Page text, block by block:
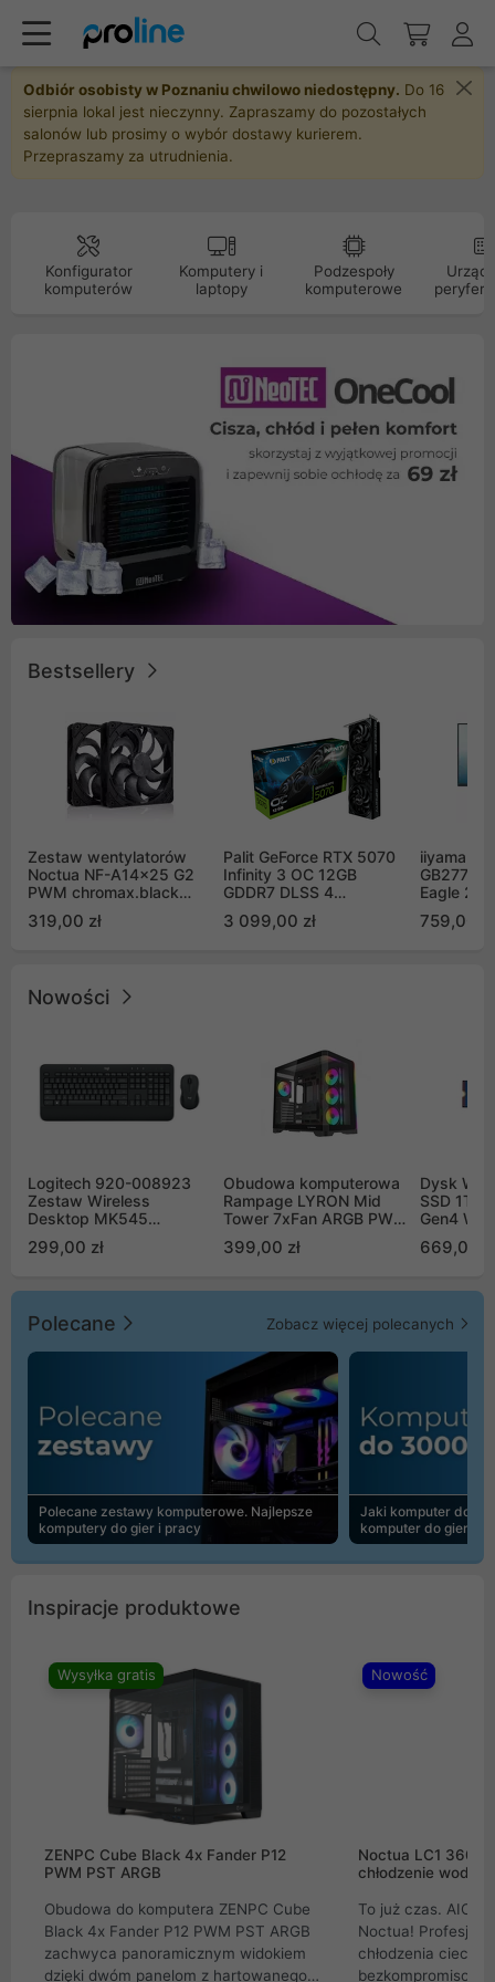
Odbiór osobisty w Poznaniu chwilowo niedostępny. Do 16
sierpnia lokal jest nieczynny. Zapraszamy do pozostałych
salonów lub prosimy o wybór dostawy kurierem.
Przepraszamy za utrudnienia.
Konfigurator
komputerów
Komputery i
laptopy
Podzespoły
komputerowe
Bestsellery
Zestaw wentylatorów
Noctua NF-A14x25 G2
PWM chromax.black
Push Pull (2szt)
319,00 zł
Palit GeForce RTX 5070
Infinity 3 OC 12GB
GDDR7 DLSS 4
GB2050S)
3 099,00 zł
iiyama G-
Eagle 27"
759,00 zł
Nowości
Logitech 920-008923
Zestaw Wireless
Desktop MK545
299,00 zł
Obudowa komputerowa
Rampage LYRON Mid
Tower 7xFan ARGB PWM
399,00 zł
Dysk WD
SSD 1TB
Gen4
669,00
Polecane Zobacz więcej polecanych
Polecane zestawy komputerowe. Najlepsze
komputery do gier i pracy
Jaki komputer do
komputer do gier |
Inspiracje produktowe
Wysyłka gratis
ZENPC Cube Black 4x Fander P12
PWM PST ARGB
Obudowa do komputera ZENPC Cube
Black 4x Fander P12 PWM PST ARGB
zachwyca panoramicznym widokiem
dzięki dwóm panelom z hartowanego
Nowość
Noctua LC1
chłodzenie wodne
To już czas. AIO
Noctua!
chłodzenia cieczą